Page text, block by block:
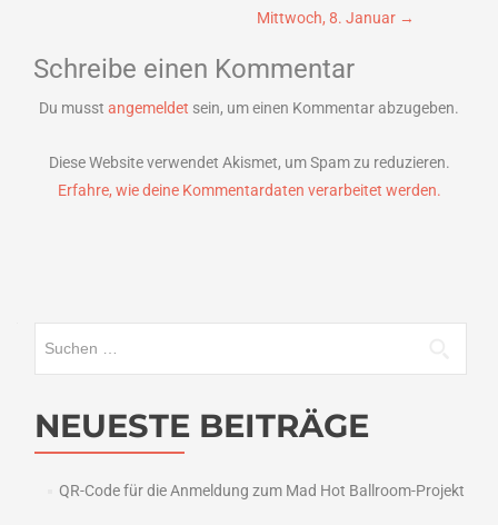
Mittwoch, 8. Januar →
Schreibe einen Kommentar
Du musst angemeldet sein, um einen Kommentar abzugeben.
Diese Website verwendet Akismet, um Spam zu reduzieren.
Erfahre, wie deine Kommentardaten verarbeitet werden.
NEUESTE BEITRÄGE
QR-Code für die Anmeldung zum Mad Hot Ballroom-Projekt